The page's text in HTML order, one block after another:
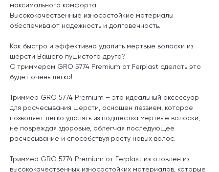
максимального комфорта.
Высококачественные износостойкие материалы
обеспечивают надежность и долговечность.
Как быстро и эффективно удалить мертвые волоски из
шерсти Вашего пушистого друга?
С триммером GRO 5774 Premium от Ferplast сделать это
будет очень легко!
Триммер GRO 5774 Premium – это идеальный аксессуар
для расчесывания шерсти, оснащен лезвием, которое
позволяет легко удалять из подшестка мертвые волоски,
не повреждая здоровые, облегчая последующее
расчесывание и способствуя росту новых волос.
Триммер GRO 5774 Premium от Ferplast изготовлен из
высококачественных износостойких материалов, которые